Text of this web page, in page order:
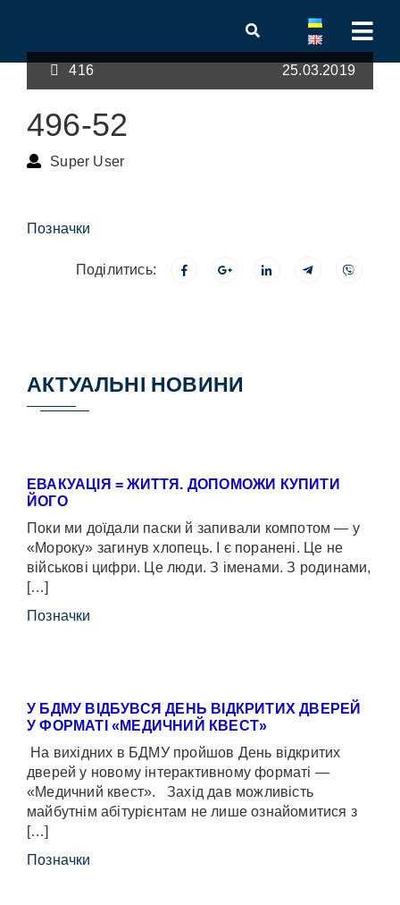
416 25.03.2019
496-52
Super User
Позначки
Поділитись:
АКТУАЛЬНІ НОВИНИ
ЕВАКУАЦІЯ = ЖИТТЯ. ДОПОМОЖИ КУПИТИ
ЙОГО
Поки ми доїдали паски й запивали компотом — у
«Мороку» загинув хлопець. І є поранені. Це не
військові цифри. Це люди. З іменами. З родинами,
[…]
Позначки
У БДМУ ВІДБУВСЯ ДЕНЬ ВІДКРИТИХ ДВЕРЕЙ
У ФОРМАТІ «МЕДИЧНИЙ КВЕСТ»
На вихідних в БДМУ пройшов День відкритих
дверей у новому інтерактивному форматі —
«Медичний квест». Захід дав можливість
майбутнім абітурієнтам не лише ознайомитися з
[…]
Позначки